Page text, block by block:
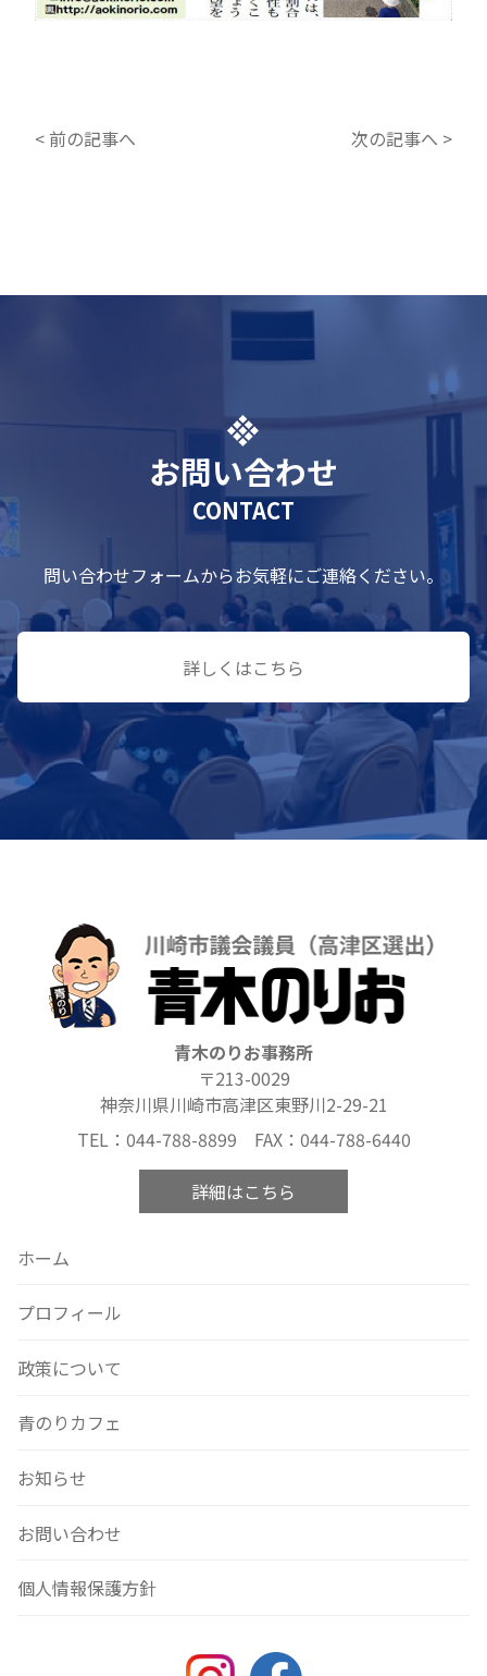
< 前の記事へ 次の記事へ >
お問い合わせ
CONTACT
問い合わせフォームからお気軽にご連絡ください。
詳しくはこちら
青木のりお事務所
〒213-0029
神奈川県川崎市高津区東野川2-29-21
TEL：044-788-8899 FAX：044-788-6440
詳細はこちら
ホーム
プロフィール
政策について
青のりカフェ
お知らせ
お問い合わせ
個人情報保護方針